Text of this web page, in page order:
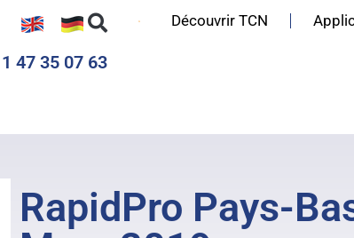
47 35 07 63
Découvrir TCN
RapidPro Pays-